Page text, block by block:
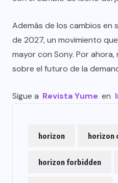
Además de los cambios en
de 2027, un movimiento
mayor con Sony. Por
sobre el futuro de la
Sigue a Revista Yume en
horizon horizon
horizon forbidden